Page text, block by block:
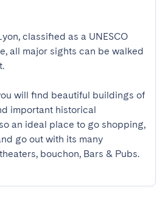
classified as a UNESCO
all major sights can be walked
will find beautiful buildings of
important historical
an ideal place to go shopping,
go out with its many
bouchon, Bars & Pubs.